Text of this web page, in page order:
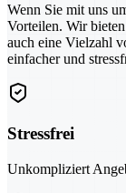
Wenn Sie mit uns
Vorteilen. Wir
auch eine Vielzahl
einfacher und
Stressfrei
Unkompliziert